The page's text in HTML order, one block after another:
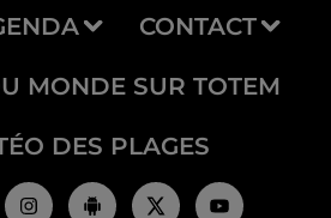
CONTACT
MONDE SUR TOTEM
DES PLAGES